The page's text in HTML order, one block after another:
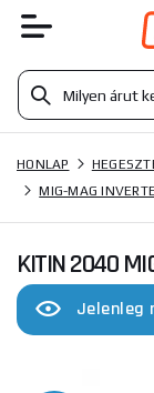
HONLAP
MIG-MAG
KITIN 2040
Jelenleg